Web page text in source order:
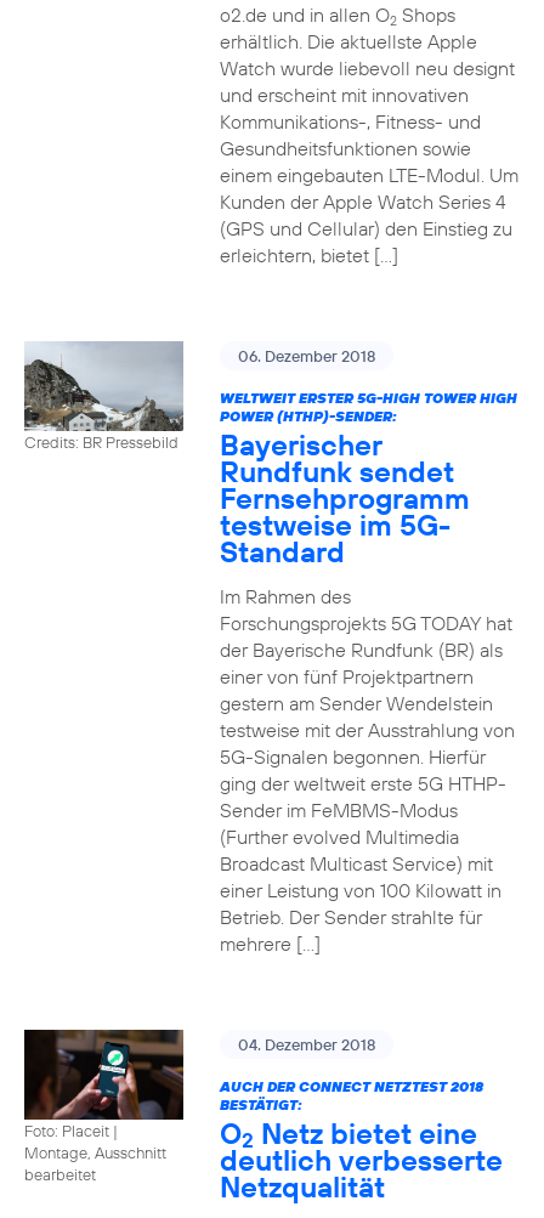
o2.de und in allen O2Shops
erhältlich. Die aktuellste Apple
Watch wurde liebevoll neu designt
und erscheint mit innovativen
Kommunikations-, Fitness- und
Gesundheitsfunktionen sowie
einem eingebauten LTE-Modul. Um
Kunden der Apple Watch Series 4
(GPS und Cellular) den Einstieg zu
erleichtern, bietet […]
Credits: BR Pressebild
06. Dezember 2018
WELTWEIT ERSTER 5G-HIGH TOWER HIGH
POWER (HTHP)-SENDER:
Bayerischer
Rundfunk sendet
Fernsehprogramm
testweise im 5G-
Standard
Im Rahmen des
Forschungsprojekts 5G TODAY hat
der Bayerische Rundfunk (BR) als
einer von fünf Projektpartnern
gestern am Sender Wendelstein
testweise mit der Ausstrahlung von
5G-Signalen begonnen. Hierfür
ging der weltweit erste 5G HTHP-
Sender im FeMBMS-Modus
(Further evolved Multimedia
Broadcast Multicast Service) mit
einer Leistung von 100 Kilowatt in
Betrieb. Der Sender strahlte für
mehrere […]
Foto: Placeit |
Montage, Ausschnitt
bearbeitet
04. Dezember 2018
AUCH DER CONNECT NETZTEST 2018
BESTÄTIGT:
O2 Netz bietet eine
deutlich verbesserte
Netzqualität